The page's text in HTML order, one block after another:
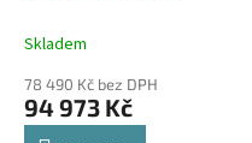
řezákem k obetonování -
Skladem
78 490 Kč bez DPH
94 973 Kč